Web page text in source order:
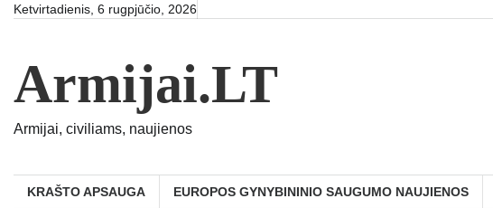
SkipKetvirtadienis, 6 rugpjūčio, 2026
Armijai.LT
Armijai, civiliams, naujienos
KRAŠTO APSAUGA EUROPOS GYNYBININIO SAUGUMO NAUJIENOS